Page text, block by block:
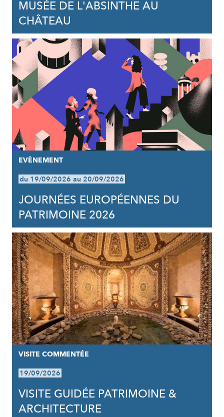
MUSÉE DE L'ABSINTHE AU
CHÂTEAU
EVÈNEMENT
du 19/09/2026 au 20/09/2026
JOURNÉES EUROPÉENNES DU
PATRIMOINE 2026
VISITE COMMENTÉE
19/09/2026
VISITE GUIDÉE PATRIMOINE &
ARCHITECTURE